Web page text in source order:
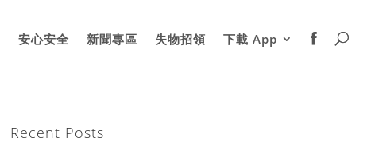
安心安全 新聞專區 失物招領 下載 App
Recent Posts